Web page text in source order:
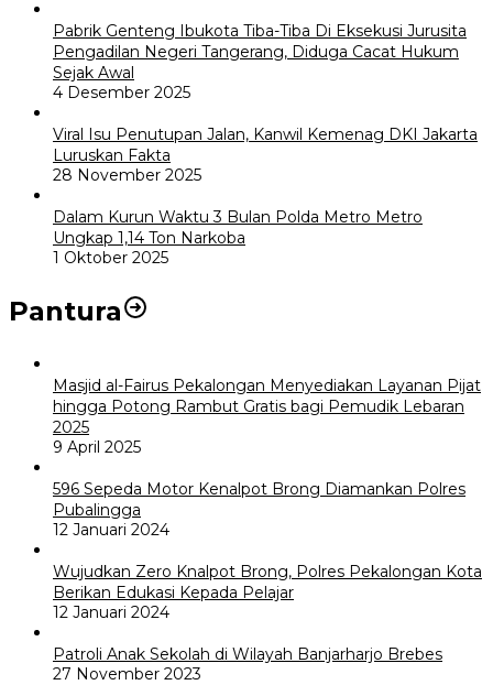
Pabrik Genteng Ibukota Tiba-Tiba Di Eksekusi Jurusita
Pengadilan Negeri Tangerang, Diduga Cacat Hukum
Sejak Awal
4 Desember 2025
Viral Isu Penutupan Jalan, Kanwil Kemenag DKI Jakarta
Luruskan Fakta
28 November 2025
Dalam Kurun Waktu 3 Bulan Polda Metro Metro
Ungkap 1,14 Ton Narkoba
1 Oktober 2025
Pantura
Masjid al-Fairus Pekalongan Menyediakan Layanan Pijat
hingga Potong Rambut Gratis bagi Pemudik Lebaran
2025
9 April 2025
596 Sepeda Motor Kenalpot Brong Diamankan Polres
Pubalingga
12 Januari 2024
Wujudkan Zero Knalpot Brong, Polres Pekalongan Kota
Berikan Edukasi Kepada Pelajar
12 Januari 2024
Patroli Anak Sekolah di Wilayah Banjarharjo Brebes
27 November 2023